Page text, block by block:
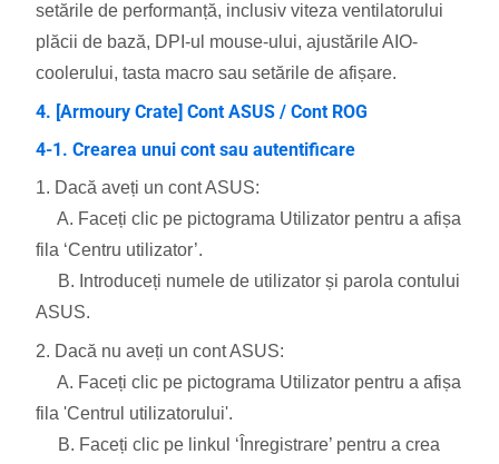
setările de performanță, inclusiv viteza ventilatorului
plăcii de bază, DPI-ul mouse-ului, ajustările AIO-
coolerului, tasta macro sau setările de afișare.
4. [Armoury Crate] Cont ASUS / Cont ROG
4-1. Crearea unui cont sau autentificare
1. Dacă aveți un cont ASUS:
A. Faceți clic pe pictograma Utilizator pentru a afișa
fila ‘Centru utilizator’.
B. Introduceți numele de utilizator și parola contului
ASUS.
2. Dacă nu aveți un cont ASUS:
A. Faceți clic pe pictograma Utilizator pentru a afișa
fila 'Centrul utilizatorului'.
B. Faceți clic pe linkul ‘Înregistrare’ pentru a crea